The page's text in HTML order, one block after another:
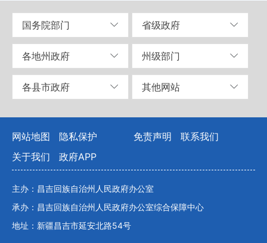
国务院部门 省级政府
各地州政府 州级部门
各县市政府 其他网站
网站地图 隐私保护 免责声明
联系我们
关于我们
政府APP
主办：昌吉回族自治州人民政府办公室
承办：昌吉回族自治州人民政府办公室综合保障中心
地址：新疆昌吉市延安北路54号